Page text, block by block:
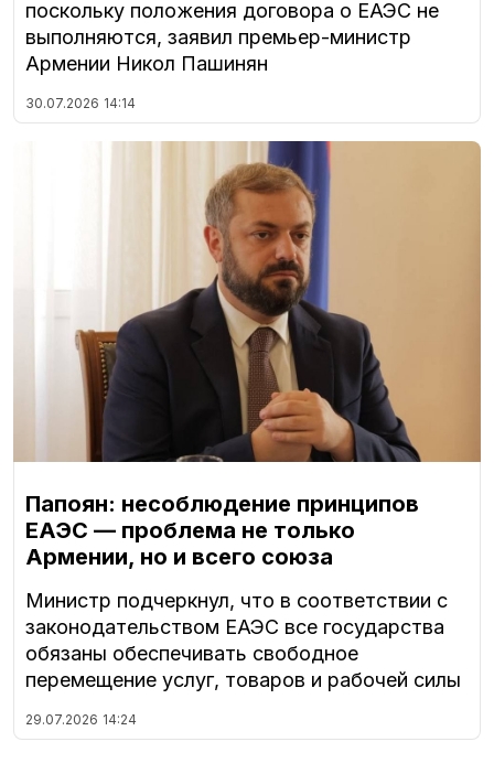
поскольку положения договора о ЕАЭС не
выполняются, заявил премьер-министр
Армении Никол Пашинян
30.07.2026 14:14
Папоян: несоблюдение принципов
ЕАЭС — проблема не только
Армении, но и всего союза
Министр подчеркнул, что в соответствии с
законодательством ЕАЭС все государства
обязаны обеспечивать свободное
перемещение услуг, товаров и рабочей силы
29.07.2026 14:24